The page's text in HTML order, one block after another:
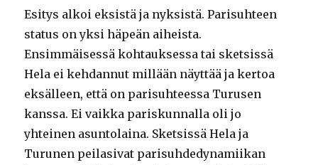
Esitys alkoi eksistä ja nyksistä. Parisuhteen
status on yksi häpeän aiheista.
Ensimmäisessä kohtauksessa tai sketsissä
Hela ei kehdannut millään näyttää ja kertoa
eksälleen, että on parisuhteessa Turusen
kanssa. Ei vaikka pariskunnalla oli jo
yhteinen asuntolaina. Sketsissä Hela ja
Turunen peilasivat parisuhdedynamiikan